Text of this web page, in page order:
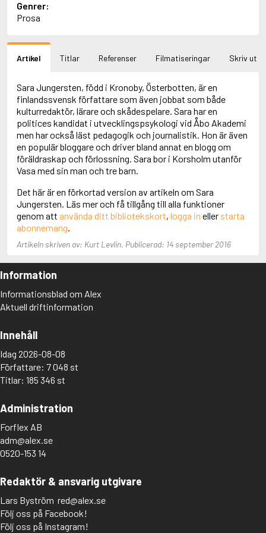
Aciman, André
Ackebo, Lena
Ackroyd, Peter
Adam de la Halle
Adams, Douglas
Adams, Herbert
Adams, Jane
Adams, Richard
Adbåge, Emma
Adbåge, Lisen
Adelborg, Ottilia
Adichie, Chimamanda Ngozi
Adiga, Aravind
Adler-Olsen, Jussi
Adlerbeth, Gudmund Jöran
Adnan, Etel
Adolfsson, Eva
Adolfsson, Gunnar
Adolfsson, Josefine
Adolfsson, Maria
Genrer:
Prosa
Artikel Titlar Referenser Filmatiseringar Skriv ut
Sara Jungersten, född i Kronoby, Österbotten, är en
finlandssvensk författare som även jobbat som både
kulturredaktör, lärare och skådespelare. Sara har en
politices kandidat i utvecklingspsykologi vid Åbo Akademi
men har också läst pedagogik och journalistik. Hon är även
en populär bloggare och driver bland annat en blogg om
föräldraskap och förlossning. Sara bor i Korsholm utanför
Vasa med sin man och tre barn.
Det här är en förkortad version av artikeln om Sara
Jungersten. Läs mer och få tillgång till alla funktioner
genom att använda ditt bibliotekskort, logga in eller starta
abonnemang.
Artikeln skriven av: Kurt Levlin. Publicerad: 14 september 2016
Information
Informationsblad om Alex
Aktuell driftinformation
Innehåll
Idag 2026-08-08
Författare: 7 048 st
Titlar: 185 346 st
Administration
Forflex AB
adm@alex.se
0520-153 14
Redaktör & ansvarig utgivare
Lars Byström red@alex.se
Följ oss på Facebook!
Följ oss på Instagram!